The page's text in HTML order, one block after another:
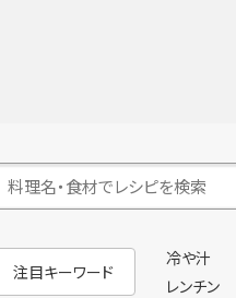
注目キーワード
冷や汁
レンチン